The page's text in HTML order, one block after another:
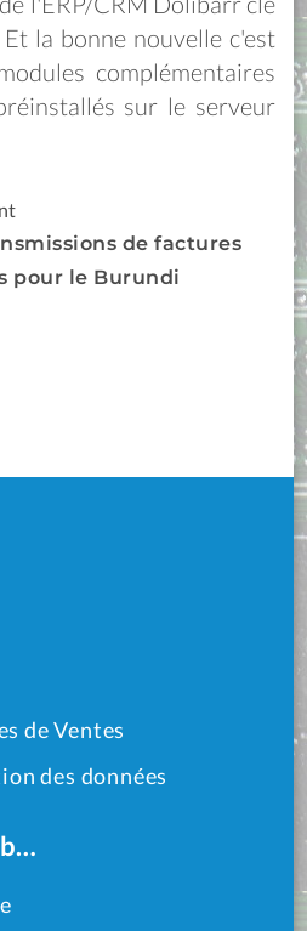
Et la bonne nouvelle c'est
complémentaires
sur le serveur
de factures
pour le Burundi
de Ventes
des données